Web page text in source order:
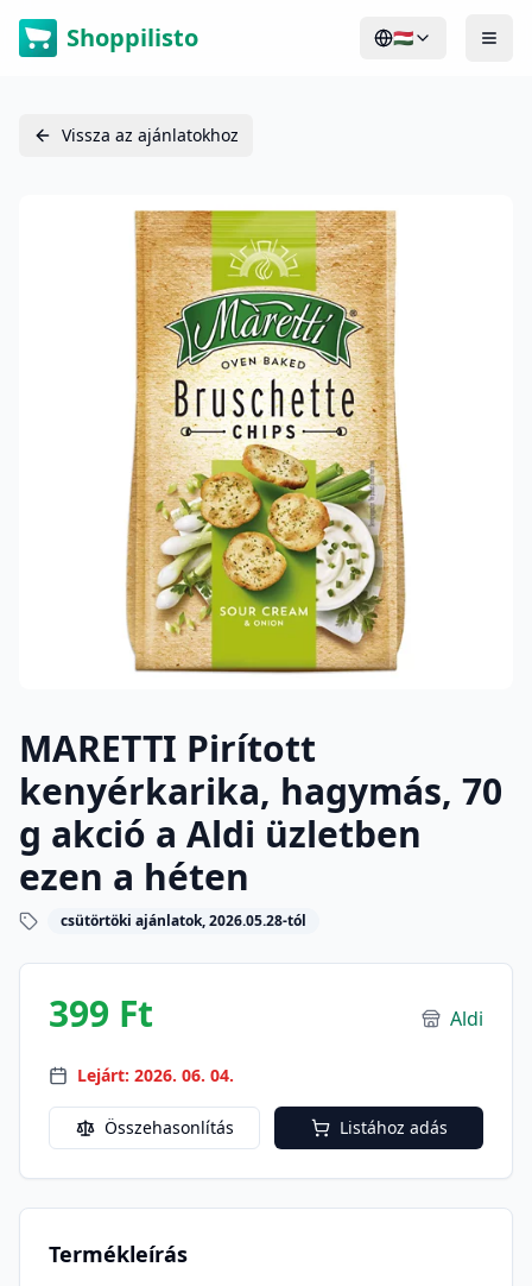
Shoppilisto 🇭🇺
Vissza az ajánlatokhoz
MARETTI Pirított
kenyérkarika, hagymás, 70
g akció a Aldi üzletben
ezen a héten
csütörtöki ajánlatok, 2026.05.28-tól
399 Ft Aldi
Lejárt: 2026. 06. 04.
Összehasonlítás Listához adás
Termékleírás